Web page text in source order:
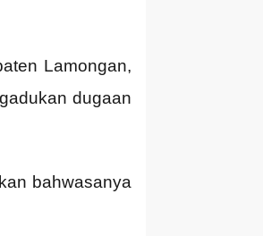
Lamongan,
dugaan
bahwasanya